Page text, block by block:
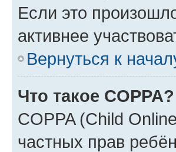
Если это
активнее
Вернуться к
Что такое COPPA?
COPPA (Child
частных прав